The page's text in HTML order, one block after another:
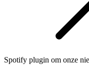
Spotify plugin om onze